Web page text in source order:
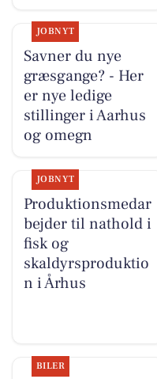
JOBNYT
Savner du nye
græsgange? - Her
er nye ledige
stillinger i Aarhus
og omegn
JOBNYT
Produktionsmedar
bejder til nathold i
fisk og
skaldyrsproduktio
n i Århus
BILER